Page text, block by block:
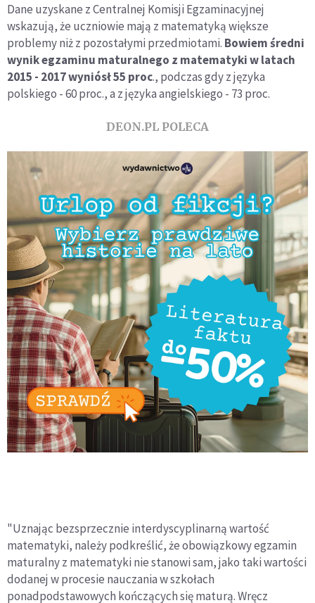
Dane uzyskane z Centralnej Komisji Egzaminacyjnej
wskazują, że uczniowie mają z matematyką większe
problemy niż z pozostałymi przedmiotami. Bowiem średni
wynik egzaminu maturalnego z matematyki w latach
2015 - 2017 wyniósł 55 proc., podczas gdy z języka
polskiego - 60 proc., a z języka angielskiego - 73 proc.
DEON.PL POLECA
"Uznając bezsprzecznie interdyscyplinarną wartość
matematyki, należy podkreślić, że obowiązkowy egzamin
maturalny z matematyki nie stanowi sam, jako taki wartości
dodanej w procesie nauczania w szkołach
ponadpodstawowych kończących się maturą. Wręcz